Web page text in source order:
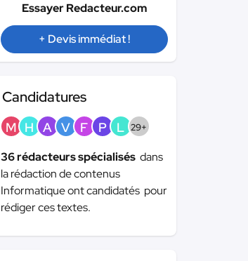
Essayer Redacteur.com
+ Devis immédiat !
Candidatures
M H A V F P L 29+
36 rédacteurs spécialisés dans
la rédaction de contenus
Informatique ont candidatés pour
rédiger ces textes.